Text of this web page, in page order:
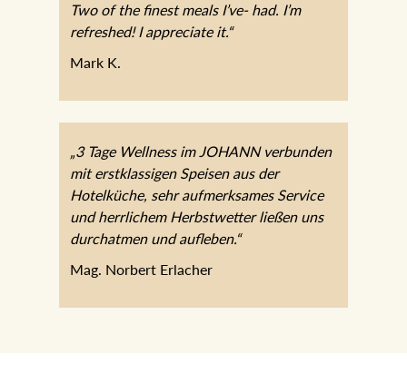
Two of the finest meals I’ve- had. I’m
refreshed! I appreciate it.“
Mark K.
„3 Tage Wellness im JOHANN verbunden
mit erstklassigen Speisen aus der
Hotelküche, sehr aufmerksames Service
und herrlichem Herbstwetter ließen uns
durchatmen und aufleben.“
Mag. Norbert Erlacher